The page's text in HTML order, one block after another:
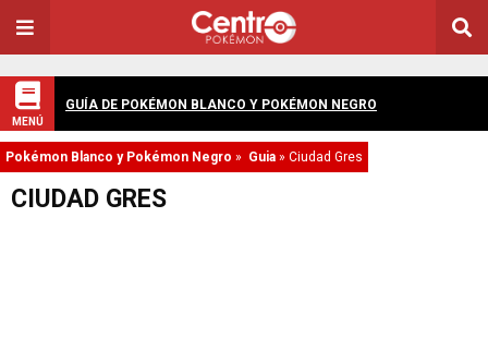
MENÚ
GUÍA DE POKÉMON BLANCO Y POKÉMON NEGRO
Pokémon Blanco y Pokémon Negro » Guia » Ciudad Gres
CIUDAD GRES